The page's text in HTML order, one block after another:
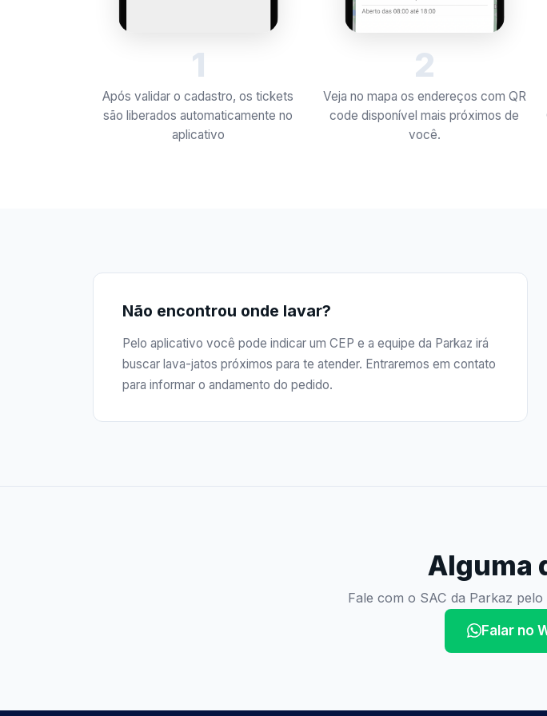
1
Após validar o cadastro, os tickets
são liberados automaticamente no
aplicativo
2
Veja no mapa os endereços com QR
code disponível mais próximos de
você.
Não encontrou onde lavar?
Pelo aplicativo você pode indicar um CEP e a equipe da Parkaz irá
buscar lava-jatos próximos para te atender. Entraremos em contato
para informar o andamento do pedido.
Alguma
Fale com o SAC da Parkaz
Falar no